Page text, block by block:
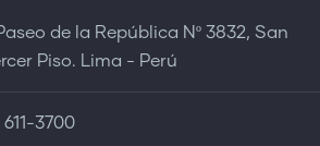
de la República Nº 3832, San
Piso. Lima - Perú
611-3700